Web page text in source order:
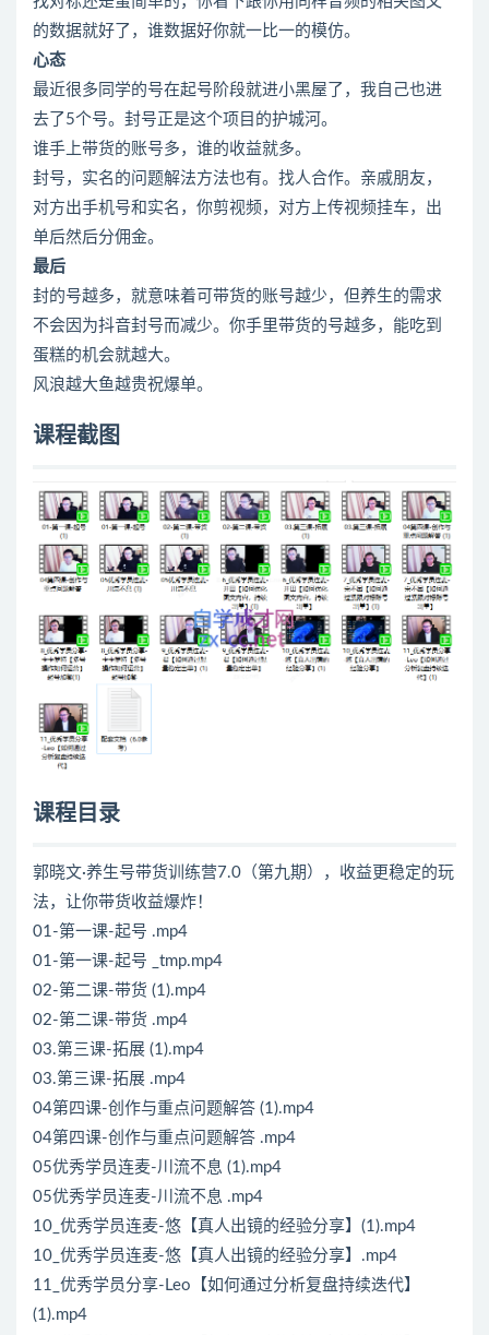
的数据就好了，谁数据好你就一比一的模仿。
心态
最近很多同学的号在起号阶段就进小黑屋了，我自己也进
去了5个号。封号正是这个项目的护城河。
谁手上带货的账号多，谁的收益就多。
封号，实名的问题解法方法也有。找人合作。亲戚朋友，
对方出手机号和实名，你剪视频，对方上传视频挂车，出
单后然后分佣金。
最后
封的号越多，就意味着可带货的账号越少，但养生的需求
不会因为抖音封号而减少。你手里带货的号越多，能吃到
蛋糕的机会就越大。
风浪越大鱼越贵祝爆单。
课程截图
课程目录
郭晓文·养生号带货训练营7.0（第九期），收益更稳定的玩
法，让你带货收益爆炸！
01-第一课-起号 .mp4
01-第一课-起号 _tmp.mp4
02-第二课-带货 (1).mp4
02-第二课-带货 .mp4
03.第三课-拓展 (1).mp4
03.第三课-拓展 .mp4
04第四课-创作与重点问题解答 (1).mp4
04第四课-创作与重点问题解答 .mp4
05优秀学员连麦-川流不息 (1).mp4
05优秀学员连麦-川流不息 .mp4
10_优秀学员连麦-悠【真人出镜的经验分享】(1).mp4
10_优秀学员连麦-悠【真人出镜的经验分享】.mp4
11_优秀学员分享-Leo【如何通过分析复盘持续迭代】
(1).mp4